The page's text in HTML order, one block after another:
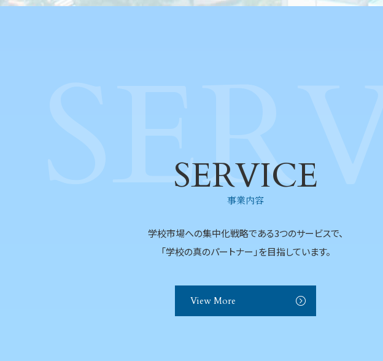
SERVICE
事業内容
学校市場への集中化戦略である3つのサービスで、
「学校の真のパートナー」を目指しています。
View More